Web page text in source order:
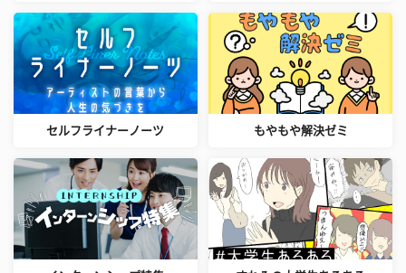
セルフライナーノーツ もやもや解決ゼミ